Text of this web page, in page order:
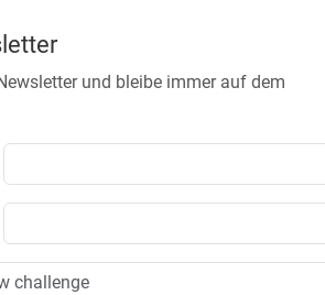
und bleibe immer auf dem